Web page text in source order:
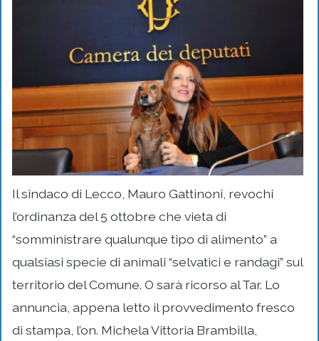
Il sindaco di Lecco, Mauro Gattinoni, revochi
l’ordinanza del 5 ottobre che vieta di
“somministrare qualunque tipo di alimento” a
qualsiasi specie di animali “selvatici e randagi” sul
territorio del Comune. O sarà ricorso al Tar. Lo
annuncia, appena letto il provvedimento fresco
di stampa, l’on. Michela Vittoria Brambilla,